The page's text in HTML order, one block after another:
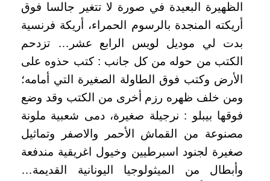
الظهيرة البعيدة في صورة لا تتغير جالسا فوق
أريكته المنجدة بالرسوم الحمراء، أريكة فرنسية
بدت لي موديل لويس الرابع عشر… تزدحم
الكتب من حوله من كل جانب : كتب حذوه على
الأرض وكتب فوق الطاولة الصغيرة التي أمامه؛
ومن خلف ظهره رزم أخرى من الكتب وقد وضع
فوقها بيبلو : نرجيلة صغيرة، دمى شعبية ملونة
مصنوعة من القماش الأحمر والاصفر وتماثيل
صغيرة لجنود اسبرطيين وخيول اغريقية مندفعة
وأبطال من الميثولوجيا اليونانية القديمة…